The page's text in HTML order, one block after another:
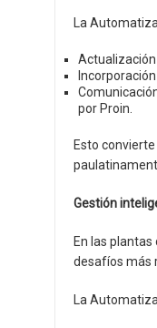
La
por Proin.
Esto
Gestión
En las
desafíos más
La